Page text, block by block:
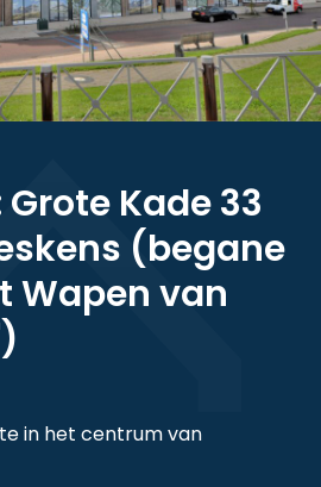
Kade 33
(begane
Wapen van
in het centrum van